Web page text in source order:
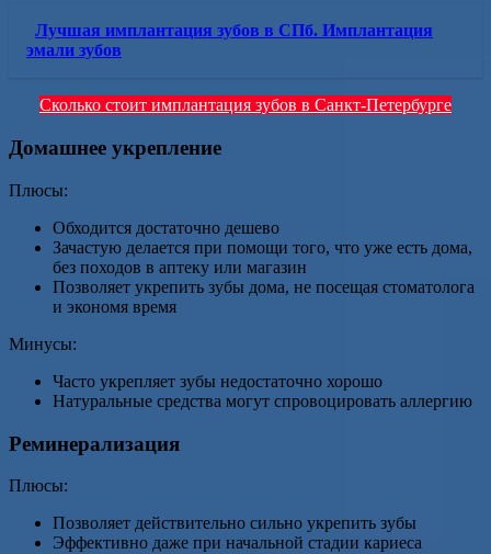
Лучшая имплантация зубов в СПб. Имплантация
эмали зубов
Сколько стоит имплантация зубов в Санкт-Петербурге
Домашнее укрепление
Плюсы:
Обходится достаточно дешево
Зачастую делается при помощи того, что уже есть дома,
без походов в аптеку или магазин
Позволяет укрепить зубы дома, не посещая стоматолога
и экономя время
Минусы:
Часто укрепляет зубы недостаточно хорошо
Натуральные средства могут спровоцировать аллергию
Реминерализация
Плюсы:
Позволяет действительно сильно укрепить зубы
Эффективно даже при начальной стадии кариеса